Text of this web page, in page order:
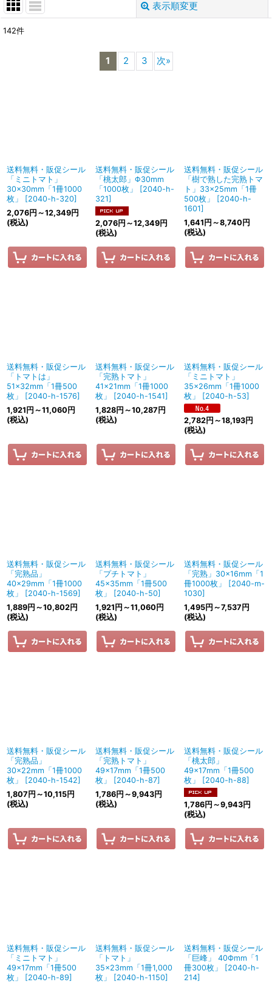
表示順変更
142件
1 2 3 次»
送料無料・販促シール
「ミニトマト」
30×30mm「1冊1000
枚」
[2040-h-320]
2,076円 ～12,349円
(税込)
送料無料・販促シール
「桃太郎」Φ30mm
「1000枚」
[2040-h-
321]
2,076円 ～12,349円
(税込)
送料無料・販促シール
「樹で熟した完熟トマ
ト」33×25mm「1冊
500枚」
[2040-h-
1601]
1,641 円 ～8,740 円
(税込)
送料無料・販促シール
「トマトは」
51×32mm「1冊500
枚」
[2040-h-1576]
1,921 円 ～11,060 円
(税込)
送料無料・販促シール
「完熟トマト」
41×21mm「1冊1000
枚」
[2040-h-1541]
1,828円 ～10,287 円
(税込)
送料無料・販促シール
「ミニトマト」
35×26mm「1冊1000
枚」
[2040-h-53]
2,782円 ～18,193円
(税込)
送料無料・販促シール
「完熟品」
40×29mm「1冊1000
枚」
[2040-h-1569]
1,889円 ～10,802円
(税込)
送料無料・販促シール
「プチトマト」
45×35mm「1冊500
枚」
[2040-h-50]
1,921 円 ～11,060 円
(税込)
送料無料・販促シール
「完熟」30×16mm「1
冊1000枚」
[2040-m-
1030]
1,495円 ～7,537 円
(税込)
送料無料・販促シール
「完熟品」
30×22mm「1冊1000
枚」
[2040-h-1542]
1,807 円 ～10,115円
(税込)
送料無料・販促シール
「完熟トマト」
49×17mm「1冊500
枚」
[2040-h-87]
1,786円 ～9,943円
(税込)
送料無料・販促シール
「桃太郎」
49×17mm「1冊500
枚」
[2040-h-88]
1,786円 ～9,943円
(税込)
送料無料・販促シール
「ミニトマト」
49×17mm「1冊500
枚」
[2040-h-89]
送料無料・販促シール
「トマト」
35×23mm「1冊1,000
枚」
[2040-h-1150]
送料無料・販促シール
「巨峰」 40Фmm「1
冊300枚」
[2040-h-
214]